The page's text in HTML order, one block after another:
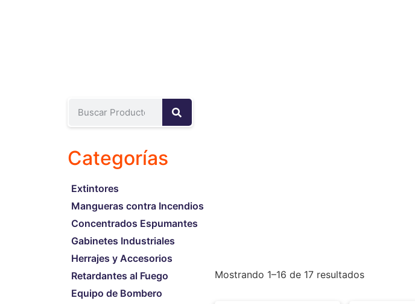
Categorías
Extintores
Mangueras contra Incendios
Concentrados Espumantes
Gabinetes Industriales
Herrajes y Accesorios
Retardantes al Fuego
Equipo de Bombero
Mostrando 1–16 de 17 resultados